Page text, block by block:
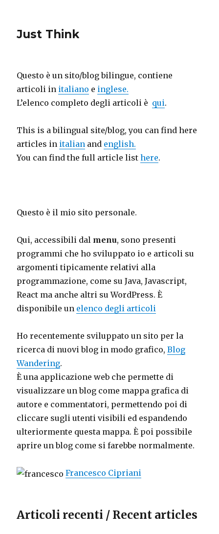
Just Think
Questo è un sito/blog bilingue, contiene
articoli in italiano e inglese.
L’elenco completo degli articoli è qui.
This is a bilingual site/blog, you can find here
articles in italian and english.
You can find the full article listhere.
Questo è il mio sito personale.
Qui, accessibili dal menu, sono presenti
programmi che ho sviluppato io e articoli su
argomenti tipicamente relativi alla
programmazione, come su Java, Javascript,
React ma anche altri su WordPress. È
disponibile un elenco degli articoli
Ho recentemente sviluppato un sito per la
ricerca di nuovi blog in modo grafico,Blog
Wandering.
È una applicazione web che permette di
visualizzare un blog come mappa grafica di
autore e commentatori, permettendo poi di
cliccare sugli utenti visibili ed espandendo
ulteriormente questa mappa. È poi possibile
aprire un blog come si farebbe normalmente.
Francesco Cipriani
Articoli recenti / Recent articles